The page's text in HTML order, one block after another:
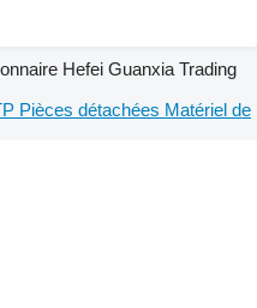
Hefei Guanxia Trading
Pièces détachées Matériel de